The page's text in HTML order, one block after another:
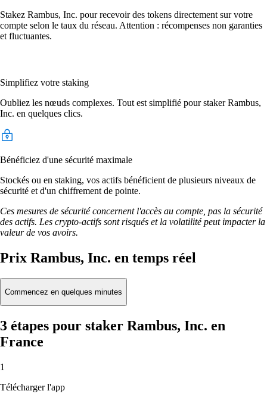
Stakez Rambus, Inc. pour recevoir des tokens directement sur votre
compte selon le taux du réseau. Attention : récompenses non garanties
et fluctuantes.
Simplifiez votre staking
Oubliez les nœuds complexes. Tout est simplifié pour staker Rambus,
Inc. en quelques clics.
Bénéficiez d'une sécurité maximale
Stockés ou en staking, vos actifs bénéficient de plusieurs niveaux de
sécurité et d'un chiffrement de pointe.
Ces mesures de sécurité concernent l'accès au compte, pas la sécurité
des actifs. Les crypto-actifs sont risqués et la volatilité peut impacter la
valeur de vos avoirs.
Prix Rambus, Inc. en temps réel
Commencez en quelques minutes
3 étapes pour staker Rambus, Inc. en
France
1
Télécharger l'app